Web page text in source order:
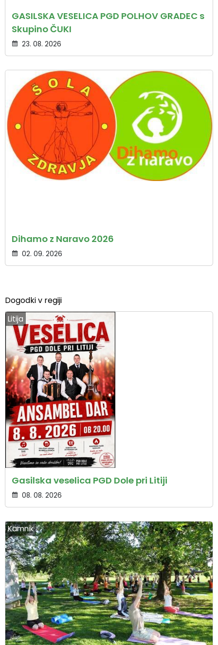
GASILSKA VESELICA PGD POLHOV GRADEC s
Skupino ČUKI
23. 08. 2026
Dihamo z Naravo 2026
02. 09. 2026
Dogodki v regiji
Litija
Gasilska veselica PGD Dole pri Litiji
08. 08. 2026
Kamnik